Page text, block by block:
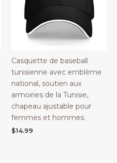
Casquette de baseball
tunisienne avec emblème
national, soutien aux
armoiries de la Tunisie,
chapeau ajustable pour
femmes et hommes.
$14.99